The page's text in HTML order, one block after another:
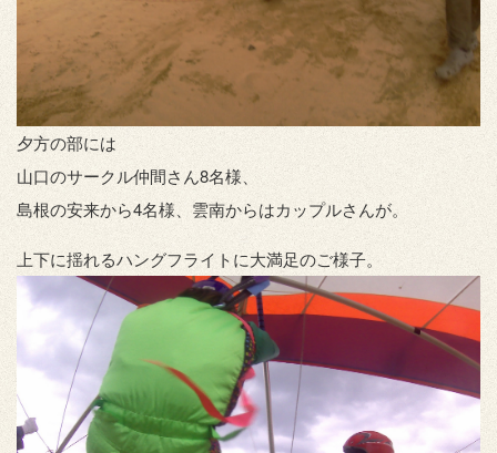
夕方の部には
山口のサークル仲間さん8名様、
島根の安来から4名様、雲南からはカップルさんが。
上下に揺れるハングフライトに大満足のご様子。